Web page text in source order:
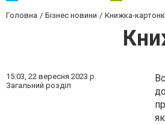
Головна Бізнес новини Книжка-
15:03, 22 вересня 2023 р.
Загальний розділ